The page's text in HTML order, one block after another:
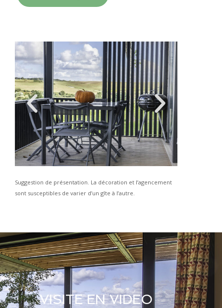
Suggestion de présentation. La décoration et l’agencement
sont susceptibles de varier d’un gîte à l’autre.
VISITE EN VIDEO